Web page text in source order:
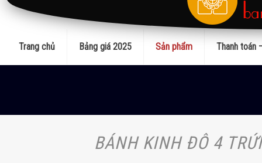
Trang chủ Bảng giá 2025 Sản phẩm Thanh toán
BÁNH KINH ĐÔ 4